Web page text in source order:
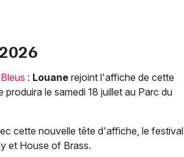
en Alsace
dans le Grand Est
: Louane rejoint l'affiche de cette
le samedi 18 juillet au Parc du
cette nouvelle tête d'affiche, le festival
et House of Brass.